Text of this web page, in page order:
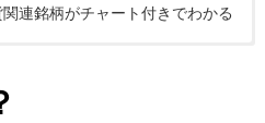
連銘柄がチャート付きでわかる